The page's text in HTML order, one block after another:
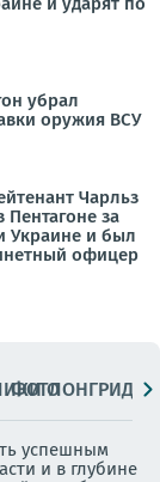
убрал
оружия ВСУ
Чарльз
Пентагоне за
Украине и был
офицер
ФОТОЛОНГРИДЫ
успешным
и в глубине